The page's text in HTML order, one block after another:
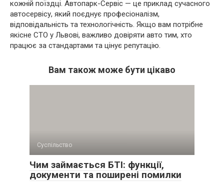
кожній поїздці. Автопарк-Сервіс — це приклад сучасного
автосервісу, який поєднує професіоналізм,
відповідальність та технологічність. Якщо вам потрібне
якісне СТО у Львові, важливо довіряти авто тим, хто
працює за стандартами та цінує репутацію.
Вам також може бути цікаво
Суспільство
Чим займається БТІ: функції,
документи та поширені помилки